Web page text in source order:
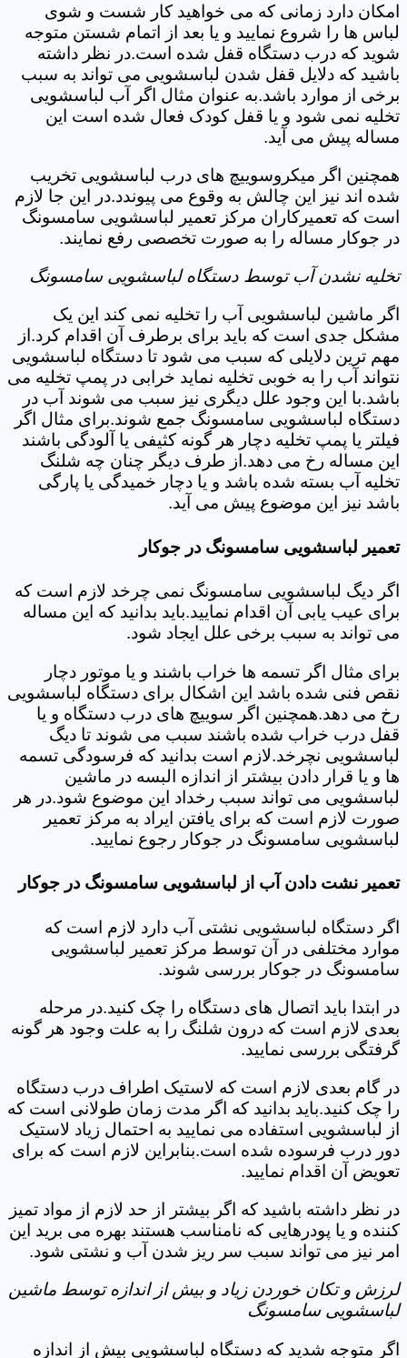
امکان دارد زمانی که می خواهید کار شست و شوی
لباس ها را شروع نمایید و یا بعد از اتمام شستن متوجه
شوید که درب دستگاه قفل شده است.در نظر داشته
باشید که دلایل قفل شدن لباسشویی می تواند به سبب
برخی از موارد باشد.به عنوان مثال اگر آب لباسشویی
تخلیه نمی شود و یا قفل کودک فعال شده است این
مساله پیش می آید.
همچنین اگر میکروسوییچ های درب لباسشویی تخریب
شده اند نیز این چالش به وقوع می پیوندد.در این جا لازم
است که تعمیرکاران مرکز تعمیر لباسشویی سامسونگ
در جوکار مساله را به صورت تخصصی رفع نمایند.
تخلیه نشدن آب توسط دستگاه لباسشویی سامسونگ
اگر ماشین لباسشویی آب را تخلیه نمی کند این یک
مشکل جدی است که باید برای برطرف آن اقدام کرد.از
مهم ترین دلایلی که سبب می شود تا دستگاه لباسشویی
نتواند آب را به خوبی تخلیه نماید خرابی در پمپ تخلیه می
باشد.با این وجود علل دیگری نیز سبب می شوند آب در
دستگاه لباسشویی سامسونگ جمع شوند.برای مثال اگر
فیلتر یا پمپ تخلیه دچار هر گونه کثیفی یا آلودگی باشند
این مساله رخ می دهد.از طرف دیگر چنان چه شلنگ
تخلیه آب بسته شده باشد و یا دچار خمیدگی یا پارگی
باشد نیز این موضوع پیش می آید.
تعمیر لباسشویی سامسونگ در جوکار
اگر دیگ لباسشویی سامسونگ نمی چرخد لازم است که
برای عیب یابی آن اقدام نمایید.باید بدانید که این مساله
می تواند به سبب برخی علل ایجاد شود.
برای مثال اگر تسمه ها خراب باشند و یا موتور دچار
نقص فنی شده باشد این اشکال برای دستگاه لباسشویی
رخ می دهد.همچنین اگر سوییچ های درب دستگاه و یا
قفل درب خراب شده باشند سبب می شوند تا دیگ
لباسشویی نچرخد.لازم است بدانید که فرسودگی تسمه
ها و یا قرار دادن بیشتر از اندازه البسه در ماشین
لباسشویی می تواند سبب رخداد این موضوع شود.در هر
صورت لازم است که برای یافتن ایراد به مرکز تعمیر
لباسشویی سامسونگ در جوکار رجوع نمایید.
تعمیر نشت دادن آب از لباسشویی سامسونگ در جوکار
اگر دستگاه لباسشویی نشتی آب دارد لازم است که
موارد مختلفی در آن توسط مرکز تعمیر لباسشویی
سامسونگ در جوکار بررسی شوند.
در ابتدا باید اتصال های دستگاه را چک کنید.در مرحله
بعدی لازم است که درون شلنگ را به علت وجود هر گونه
گرفتگی بررسی نمایید.
در گام بعدی لازم است که لاستیک اطراف درب دستگاه
را چک کنید.باید بدانید که اگر مدت زمان طولانی است که
از لباسشویی استفاده می نمایید به احتمال زیاد لاستیک
دور درب فرسوده شده است.بنابراین لازم است که برای
تعویض آن اقدام نمایید.
در نظر داشته باشید که اگر بیشتر از حد لازم از مواد تمیز
کننده و یا پودرهایی که نامناسب هستند بهره می برید این
امر نیز می تواند سبب سر ریز شدن آب و نشتی شود.
لرزش و تکان خوردن زیاد و بیش از اندازه توسط ماشین
لباسشویی سامسونگ
اگر متوجه شدید که دستگاه لباسشویی بیش از اندازه